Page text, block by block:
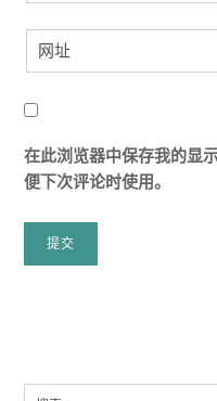
在此浏览器中保存我的显
便下次评论时使用。
Search